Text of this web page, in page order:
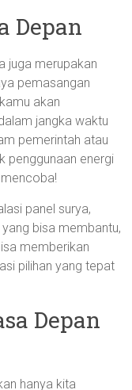
Depan
juga merupakan
pemasangan
akan
jangka waktu
pemerintah atau
penggunaan energi
panel surya,
bisa membantu,
memberikan
pilihan yang tepat
Depan
hanya kita